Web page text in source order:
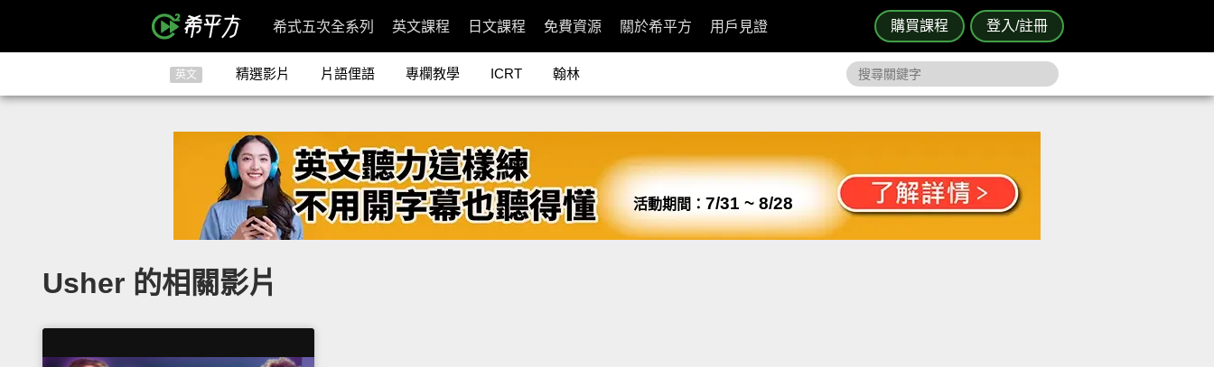
購買課程 登入/註冊
希式五次全系列 英文課程 日文課程 免費資源 關於希平方 用戶見證
英文 精選影片 片語俚語 專欄教學 ICRT 翰林
活動期間： 7/31 ~ 8/28
Usher 的相關影片